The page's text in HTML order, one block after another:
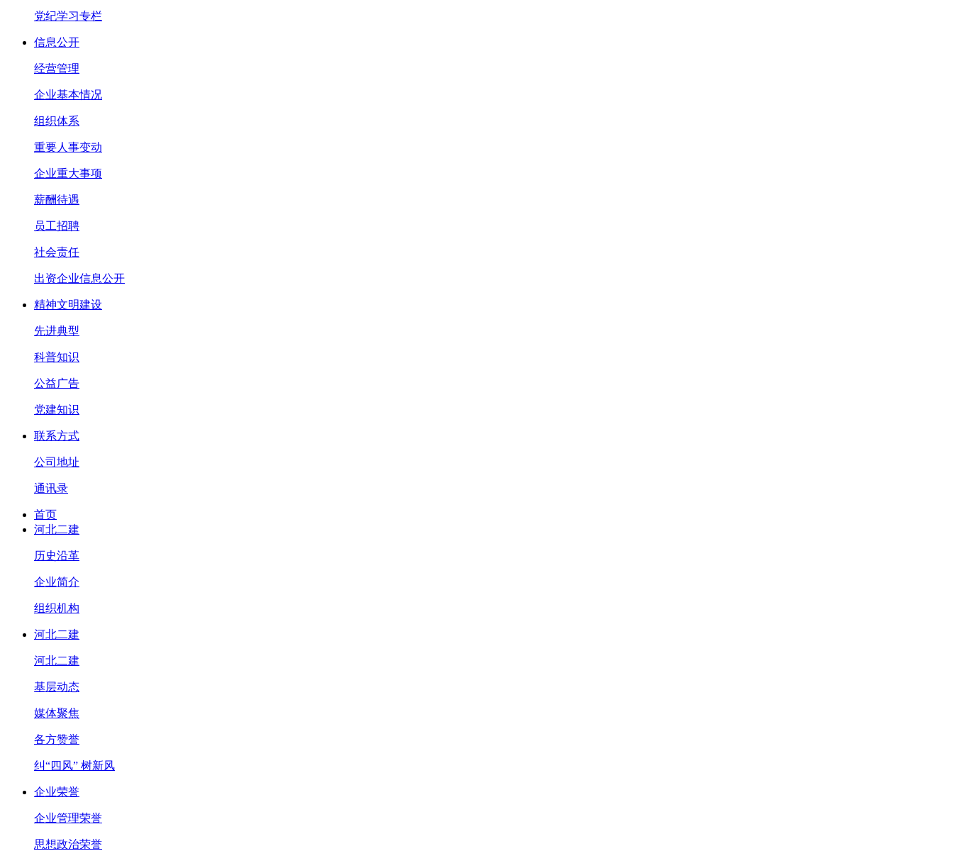
党纪学习专栏
信息公开
经营管理
企业基本情况
组织体系
重要人事变动
企业重大事项
薪酬待遇
员工招聘
社会责任
出资企业信息公开
精神文明建设
先进典型
科普知识
公益广告
党建知识
联系方式
公司地址
通讯录
首页
河北二建
历史沿革
企业简介
组织机构
河北二建
河北二建
基层动态
媒体聚焦
各方赞誉
纠“四风” 树新风
企业荣誉
企业管理荣誉
思想政治荣誉